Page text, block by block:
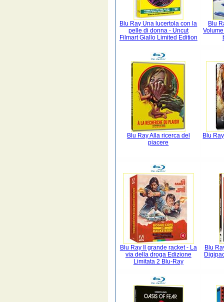
Blu Ray Una lucertola con la
pelle di donna - Uncut
Filmart Giallo Limited Edition
Blu
Blu Ray Alla ricerca del
piacere
Blu
Blu Ray Il grande racket - La
via della droga Edizione
Limitata 2 Blu-Ray
Blu